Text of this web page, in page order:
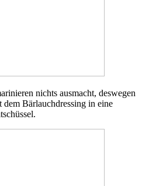
nichts ausmacht, deswegen
Bärlauchdressing in eine